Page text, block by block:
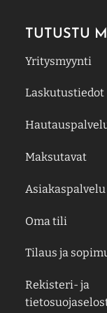
TUTUSTU
Yritysmyynti
Laskutustiedot
Maksutavat
Asiakaspalvelu
Oma tili
Tilaus ja
Rekisteri- ja